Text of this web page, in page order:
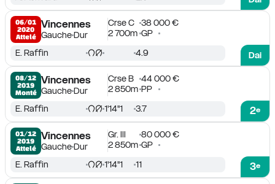
06/01
2020
Attelé
Vincennes
GaucheDur
Crse C
38 000 €
2 700m GP
Dai
E. Raffin 4.9
08/12
2019
Monté
Vincennes
GaucheDur
Crse B
44 000 €
2 850m PP
2e
E. Raffin 1'14''1 3.7
01/12
2019
Attelé
Vincennes
GaucheDur
Gr. III
80 000 €
2 850m GP
3e
E. Raffin 1'14''1 11